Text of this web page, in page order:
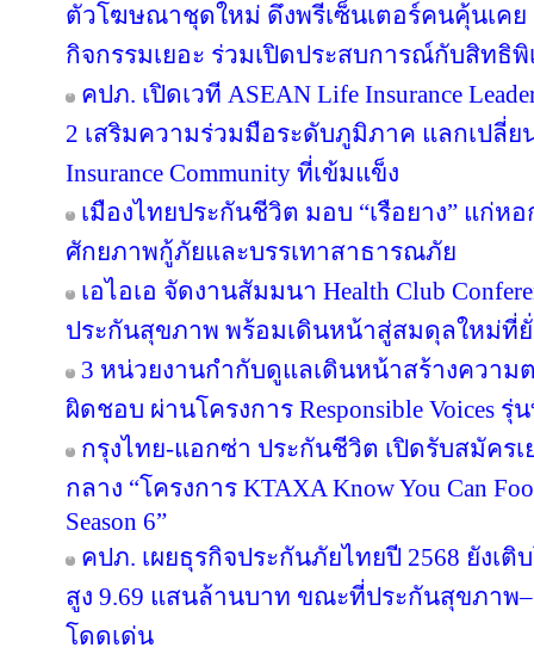
ตัวโฆษณาชุดใหม่ ดึงพรีเซ็นเตอร์คนคุ้นเค
กิจกรรมเยอะ ร่วมเปิดประสบการณ์กับสิทธิ
คปภ. เปิดเวที ASEAN Life Insurance
2 เสริมความร่วมมือระดับภูมิภาค แลกเปลี่
Insurance Community ที่เข้มแข็ง
เมืองไทยประกันชีวิต มอบ “เรือยาง” แก่ห
ศักยภาพกู้ภัยและบรรเทาสาธารณภัย
เอไอเอ จัดงานสัมมนา Health Club
ประกันสุขภาพ พร้อมเดินหน้าสู่สมดุลใหม่ที่
3 หน่วยงานกำกับดูแลเดินหน้าสร้างความ
ผิดชอบ ผ่านโครงการ Responsible Voices รุ่
กรุงไทย-แอกซ่า ประกันชีวิต เปิดรับสมัค
กลาง “โครงการ KTAXA Know You Can
Season 6”
คปภ. เผยธุรกิจประกันภัยไทยปี 2568 ยังเ
สูง 9.69 แสนล้านบาท ขณะที่ประกันสุขภาพ
โดดเด่น